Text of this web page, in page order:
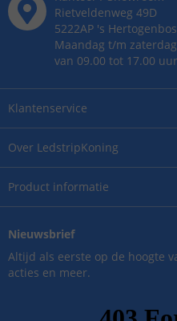
Over LedstripKoning
Product informatie
Klantenservice
Rietveldenweg 49D
5222AP 's
Maandag t/m
van 09.00 tot 17.00 uur
Nieuwsbrief
Altijd als eerste op de hoogte
acties en meer.